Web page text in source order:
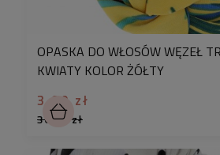
OPASKA DO WŁOSÓW WĘZEŁ
KWIATY KOLOR ŻÓŁTY
3,90 zł
30,90 zł